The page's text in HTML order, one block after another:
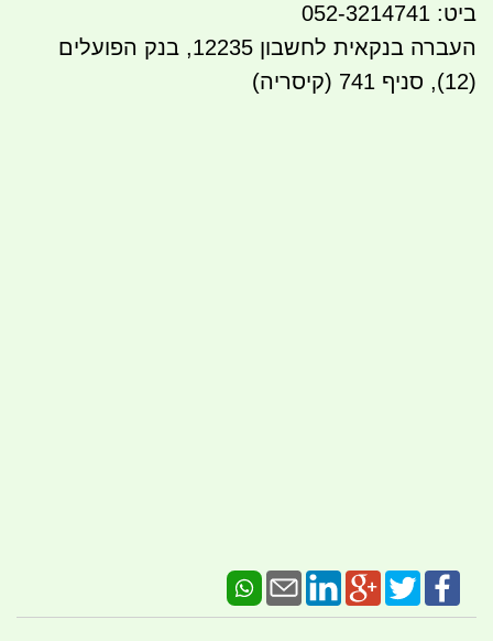
ביט: 052-3214741
העברה בנקאית לחשבון 12235, בנק הפועלים
(12), סניף 741 (קיסריה)